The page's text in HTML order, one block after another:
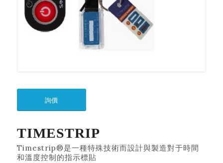
詢價
TIMESTRIP
Timestrip®是一種特殊技術而設計與製造對于時間
和溫度控制的指示標貼